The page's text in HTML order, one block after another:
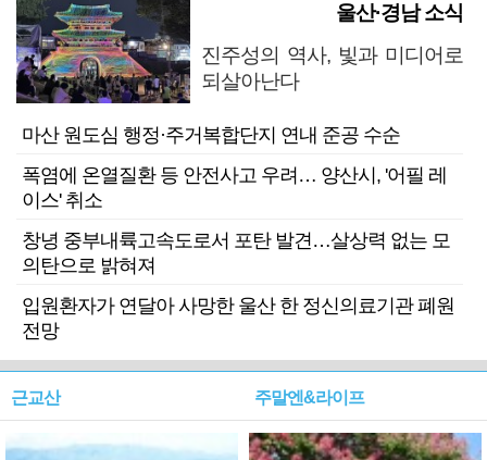
울산·경남 소식
진주성의 역사, 빛과 미디어로
되살아난다
마산 원도심 행정·주거복합단지 연내 준공 수순
폭염에 온열질환 등 안전사고 우려… 양산시, '어필 레
이스' 취소
창녕 중부내륙고속도로서 포탄 발견…살상력 없는 모
의탄으로 밝혀져
입원환자가 연달아 사망한 울산 한 정신의료기관 폐원
전망
근교산 주말엔&라이프